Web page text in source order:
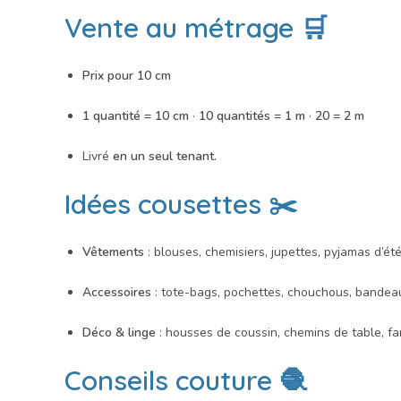
Vente au métrage 🛒
Prix pour 10 cm
1 quantité = 10 cm · 10 quantités = 1 m · 20 = 2 m
Livré en un seul tenant.
Idées cousettes ✂️
Vêtements : blouses, chemisiers, jupettes, pyjamas d’été
Accessoires : tote-bags, pochettes, chouchous,
Déco & linge : housses de coussin, chemins de table,
Conseils couture 🧶